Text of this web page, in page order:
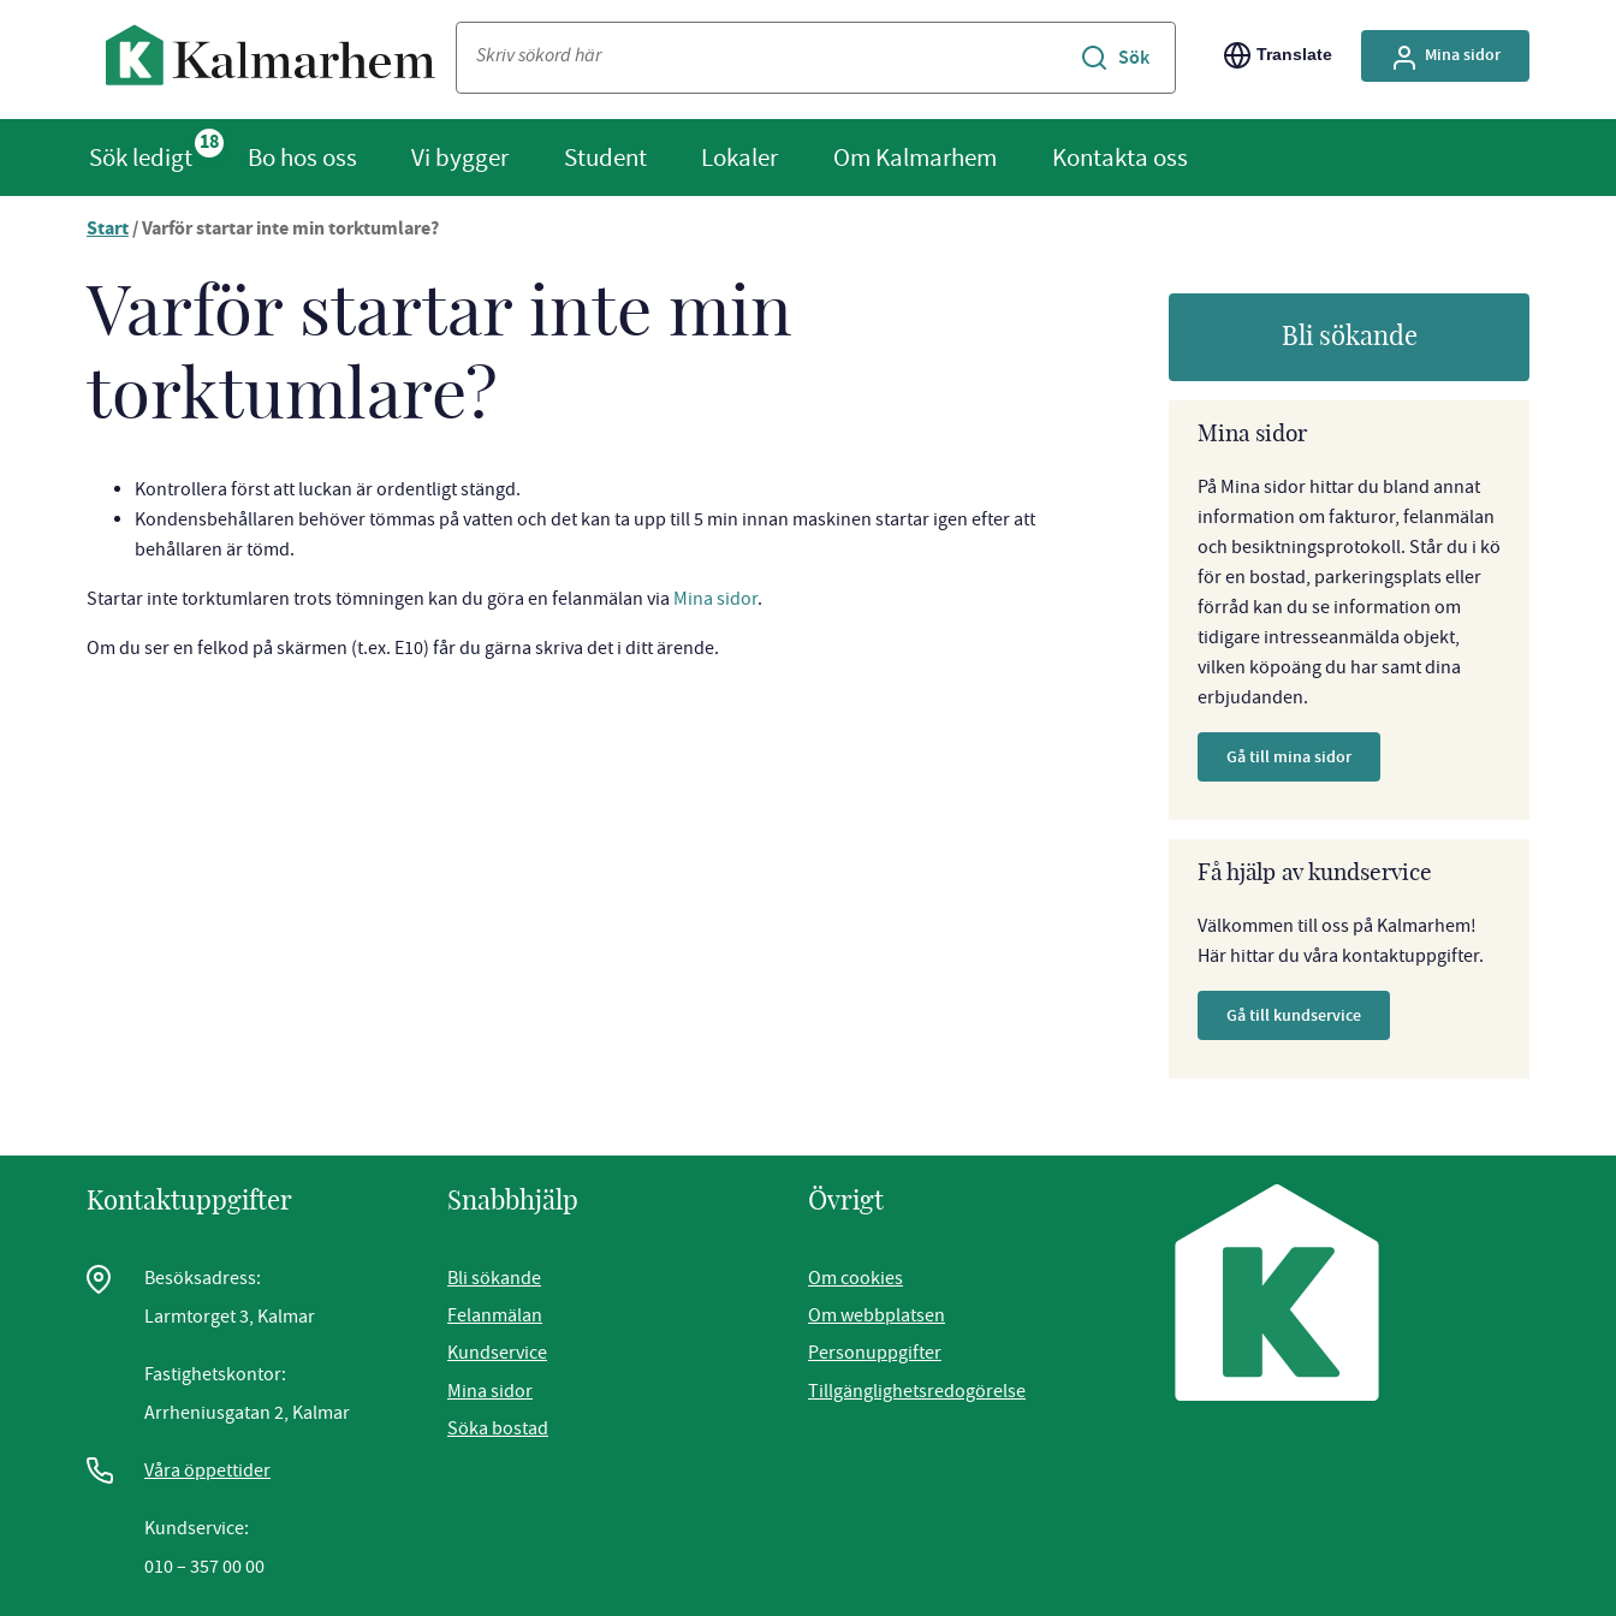
Translate Mina sidor
18
Sök ledigt Bo hos oss Vi bygger Student Lokaler Om Kalmarhem Kontakta oss
Start/Varför startar inte min torktumlare?
Varför startar inte min
torktumlare?
Kontrollera först att luckan är ordentligt stängd.
Kondensbehållaren behöver tömmas på vatten och det kan ta upp till 5 min innan maskinen startar igen efter att
behållaren är tömd.
Startar inte torktumlaren trots tömningen kan du göra en felanmälan via Mina sidor.
Om du ser en felkod på skärmen (t.ex. E10) får du gärna skriva det i ditt ärende.
Bli sökande
Mina sidor
På Mina sidor hittar du bland annat
information om fakturor, felanmälan
och besiktningsprotokoll. Står du i kö
för en bostad, parkeringsplats eller
förråd kan du se information om
tidigare intresseanmälda objekt,
vilken köpoäng du har samt dina
erbjudanden.
Gå till mina sidor
Få hjälp av kundservice
Välkommen till oss på Kalmarhem!
Här hittar du våra kontaktuppgifter.
Gå till kundservice
Kontaktuppgifter
Besöksadress:
Larmtorget 3, Kalmar
Fastighetskontor:
Arrheniusgatan 2, Kalmar
Våra öppettider
Kundservice:
010 – 357 00 00
Snabbhjälp
Bli sökande
Felanmälan
Kundservice
Mina sidor
Söka bostad
Övrigt
Om cookies
Om webbplatsen
Personuppgifter
Tillgänglighetsredogörelse